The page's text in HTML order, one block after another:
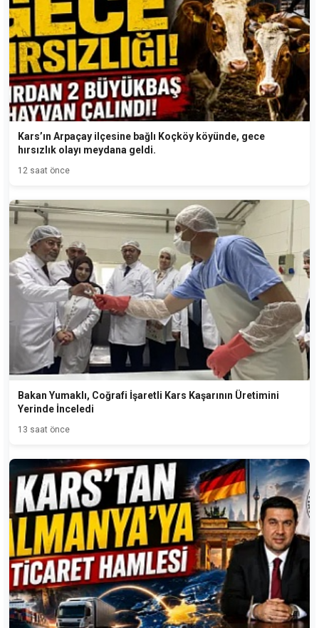
Kars’ın Arpaçay ilçesine bağlı Koçköy köyünde, gece
hırsızlık olayı meydana geldi.
12 saat önce
Bakan Yumaklı, Coğrafi İşaretli Kars Kaşarının Üretimini
Yerinde İnceledi
13 saat önce